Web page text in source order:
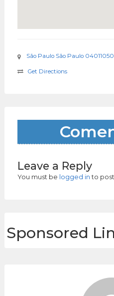
São Paulo São Paulo 04011050
Get Directions
Leave a Reply
You must be logged into
Sponsored